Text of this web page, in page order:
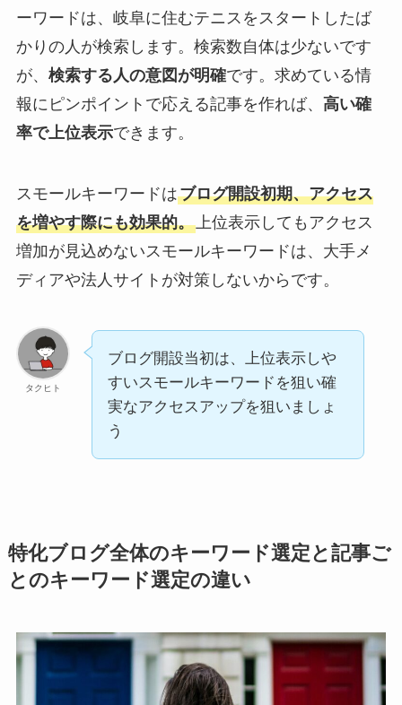
ーワードは、岐阜に住むテニスをスタートしたば
かりの人が検索します。検索数自体は少ないです
が、 検索する人の意図が明確です。求めている情
報にピンポイントで応える記事を作れば、 高い確
率で上位表示できます。
スモールキーワードはブログ開設初期、アクセス
を増やす際にも効果的。上位表示してもアクセス
増加が見込めないスモールキーワードは、大手メ
ディアや法人サイトが対策しないからです。
タクヒト
ブログ開設当初は、上位表示しや
すいスモールキーワードを狙い確
実なアクセスアップを狙いましょ
う
特化ブログ全体のキーワード選定と記事ご
とのキーワード選定の違い